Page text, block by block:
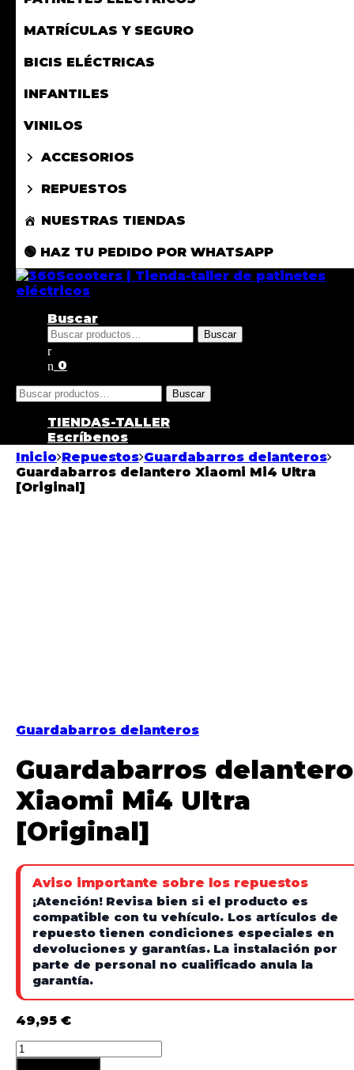
MATRÍCULAS Y SEGURO
BICIS ELÉCTRICAS
INFANTILES
VINILOS
ACCESORIOS
REPUESTOS
NUESTRAS TIENDAS
🟢 HAZ TU PEDIDO POR WHATSAPP
Buscar
Buscar
0
Buscar
TIENDAS-TALLER
Escríbenos
Inicio Repuestos Guardabarros delanteros
Guardabarros delantero Xiaomi Mi4 Ultra
[Original]
Guardabarros delanteros
Guardabarros delantero
Xiaomi Mi4 Ultra
[Original]
Aviso importante sobre los repuestos
¡Atención! Revisa bien si el producto es
compatible con tu vehículo. Los artículos de
repuesto tienen condiciones especiales en
devoluciones y garantías. La instalación por
parte de personal no cualificado anula la
garantía.
49,95 €